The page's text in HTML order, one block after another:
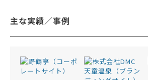
主な実績／事例